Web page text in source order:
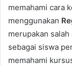
memahami cara
menggunakan
merupakan
sebagai siswa
memahami